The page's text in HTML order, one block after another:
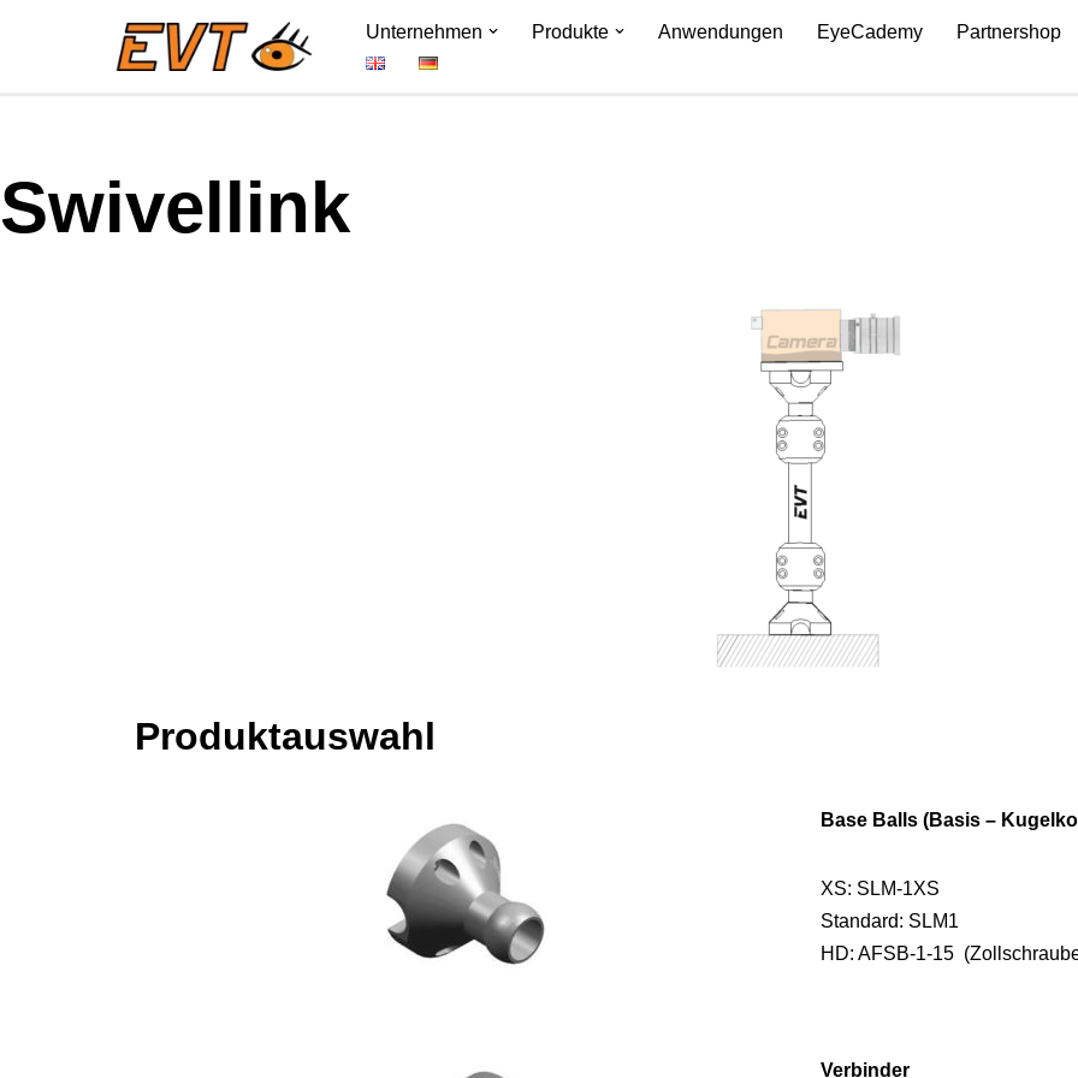
Unternehmen Produkte Anwendungen EyeCademy Partnershop
Swivellink
Produktauswahl
Base Balls (Basis –
XS: SLM-1XS
Standard: SLM1
HD: AFSB-1-15
Verbinder